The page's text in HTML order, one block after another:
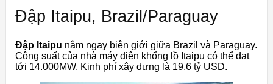
Đập Itaipu, Brazil/Paraguay
Đập Itaipu nằm ngay biên giới giữa Brazil và Paraguay.
Công suất của nhà máy điện khổng lồ Itaipu có thể đạt
tới 14.000MW. Kinh phí xây dựng là 19,6 tỷ USD.